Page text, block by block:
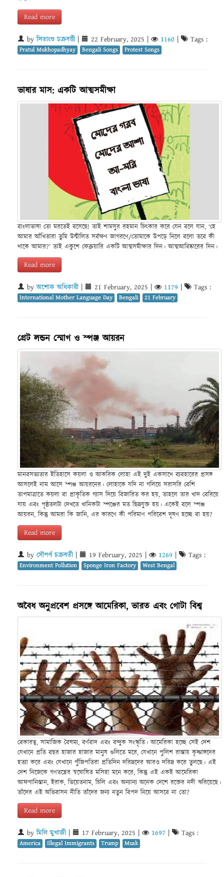
Read more
byসিতাংশু চক্রবর্ত্তী 22 February, 2025 1160 Tags :
Pratul Mukhopadhyay Bengali Songs Protest Songs
ভাষার মাস: একটি আত্মসমীক্ষা
বাংলাভাষা তো মরতেই বসেছে! তাই শামসুর রহমান চিৎকার করে যেন বলে যান, ‘হে
আমার আঁখিতারা তুমি উন্মীলিত সর্বক্ষণ জাগরণে/তোমাকে উপড়ে নিলে বলো তবে কী
থাকে আমার?’ তাই একুশে ফেব্রুয়ারি একটি আত্মসমীক্ষার দিন। আত্মআবিষ্কারের দিন।
Read more
byঅশোক অধিকারী 21 February, 2025 1179 Tags :
International Mother Language Day Bengali 21 February
গ্রেট লন্ডন স্মোগ ও স্পঞ্জ আয়রন
মানবসভ্যতার ইতিহাসে কয়লা ও আকরিক লোহা এই দুই একসাথে ব্যবহারের প্রসঙ্গ
আসলেই নাম আসে স্পঞ্জ আয়রনের। লোহাকে যদি না গলিয়ে সরাসরি বেশি
তাপমাত্রাতে কয়লা বা প্রাকৃতিক গ্যাস দিয়ে বিজারিত কর হয়, তাহলে তার খাদ বেরিয়ে
যায় এবং পৃষ্ঠতলটা দেখতে খানিকটা স্পঞ্জের মত ছিদ্রযুক্ত হয়। একেই বলে স্পঞ্জ
আয়রন, কিন্তু আমরা কি জানি, এর কারণে কী পরিমাণ পরিবেশ দূষণ হচ্ছে বা হয়?
Read more
by সৌপর্ণ চক্রবর্তী 19 February, 2025 1269 Tags :
Environment Pollution Sponge Iron Factory West Bengal
অবৈধ অনুপ্রবেশ প্রসঙ্গে আমেরিকা, ভারত এবং গোটা বিশ্ব
বেকারত্ব, সামাজিক বৈষম্য, বর্ণবাদ এবং বন্দুক সংস্কৃতি। আমেরিকা হচ্ছে সেই দেশ
যেখানে প্রতি বছর হাজার হাজার মানুষ গুলিতে মরে, যেখানে পুলিশ রাস্তায় কৃষ্ণাঙ্গদের
হত্যা করে এবং যেখানে পুঁজিপতিরা প্রতিদিন দরিদ্রদের আরও দরিদ্র করে তুলছে। এই
দেশ নিজেকে গণতন্ত্রের স্বঘোষিত মসিহা মনে করে, কিন্তু এই একই আমেরিকা
আফগানিস্তান, ইরাক, ভিয়েতনাম, চিলি এবং অন্যান্য অনেক দেশে রক্তের নদী ঝরিয়েছে।
তাঁদের এই অভিবাসন নীতি তাঁদের জন্য নতুন বিপদ নিয়ে আসবে না তো?
Read more
byমিলি মুখার্জী | 17 February, 2025 | 1697 | Tags :
America Illegal Immigrants Trump Musk